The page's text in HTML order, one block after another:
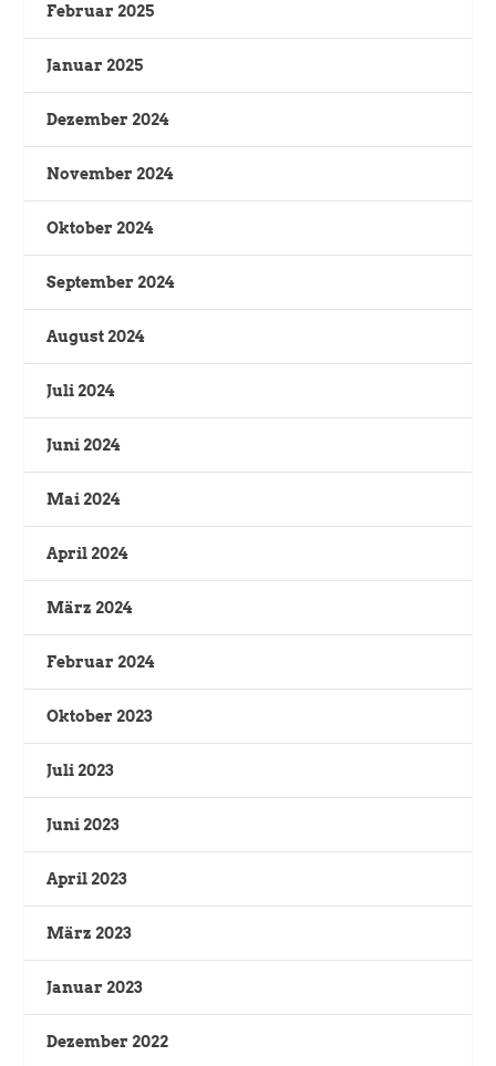
Februar 2025
Januar 2025
Dezember 2024
November 2024
Oktober 2024
September 2024
August 2024
Juli 2024
Juni 2024
Mai 2024
April 2024
März 2024
Februar 2024
Oktober 2023
Juli 2023
Juni 2023
April 2023
März 2023
Januar 2023
Dezember 2022